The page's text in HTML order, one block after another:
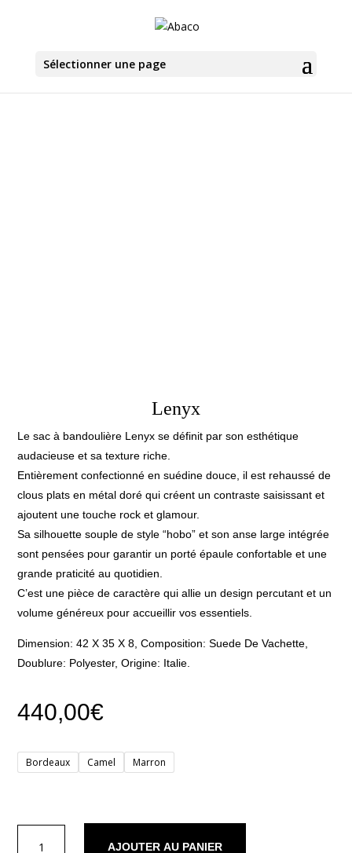
Sélectionner une page
Lenyx
Le sac à bandoulière Lenyx se définit par son esthétique
audacieuse et sa texture riche.
Entièrement confectionné en suédine douce, il est rehaussé de
clous plats en métal doré qui créent un contraste saisissant et
ajoutent une touche rock et glamour.
Sa silhouette souple de style “hobo” et son anse large intégrée
sont pensées pour garantir un porté épaule confortable et une
grande praticité au quotidien.
C’est une pièce de caractère qui allie un design percutant et un
volume généreux pour accueillir vos essentiels.
Dimension: 42 X 35 X 8, Composition: Suede De Vachette,
Doublure: Polyester, Origine: Italie.
440,00€
Bordeaux Camel Marron
AJOUTER AU PANIER